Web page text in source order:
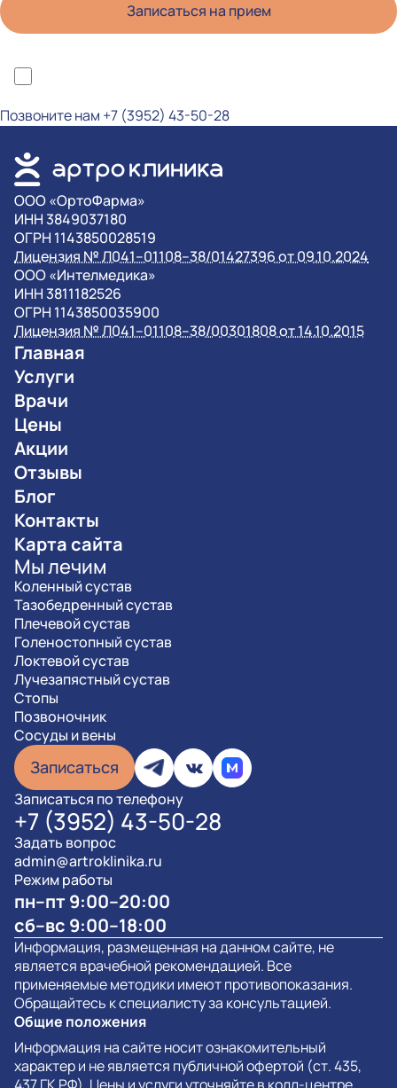
Позвоните нам +7 (3952) 43-50-28
OOO «ОртоФарма»
ИНН 3849037180
ОГРН 1143850028519
Лицензия № Л041–01108–38/01427396 от 09.10.2024
OOO «Интелмедика»
ИНН 3811182526
ОГРН 1143850035900
Лицензия № Л041–01108–38/00301808 от 14.10.2015
Главная
Услуги
Врачи
Цены
Акции
Отзывы
Блог
Контакты
Карта сайта
Мы лечим
Коленный сустав
Тазобедренный сустав
Плечевой сустав
Голеностопный сустав
Локтевой сустав
Лучезапястный сустав
Стопы
Позвоночник
Сосуды и вены
Записаться
Записаться по телефону
+7 (3952) 43-50-28
Задать вопрос
admin@artroklinika.ru
Режим работы
пн–пт 9:00–20:00
сб–вс 9:00–18:00
Информация, размещенная на данном сайте, не
является врачебной рекомендацией. Все
применяемые методики имеют противопоказания.
Обращайтесь к специалисту за консультацией.
Общие положения
Информация на сайте носит ознакомительный
характер и не является публичной офертой (ст. 435,